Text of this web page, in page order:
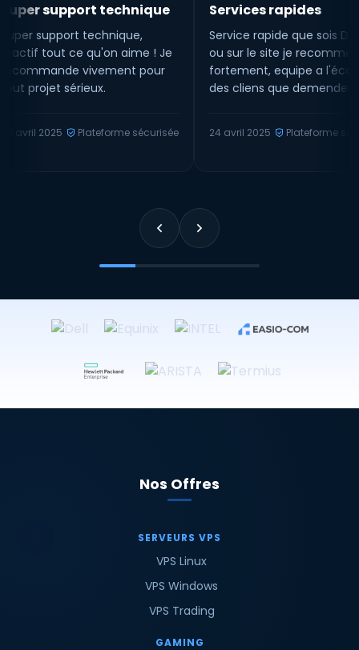
technique
technique,
ce qu'on aime ! Je
vivement pour
sérieux.
Plateforme sécurisée
Services rapides
Service rapide que sois Discord
ou sur le site je recommende
fortement, equipe a l'écoute
des cliens que demender de
24 avril 2025 Plateforme sécurisée
Nos Offres
SERVEURS VPS
VPS Linux
VPS Windows
VPS Trading
GAMING